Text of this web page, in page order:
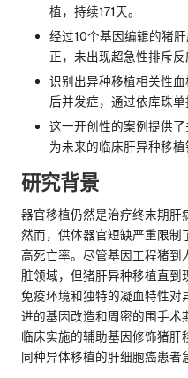
植，持续171天。
经过10个基因编辑的猪
正，未出现超急性排斥反
识别出异种移植相关性
后并发症，通过依库珠单
这一开创性的案例提供了
为未来的临床肝异种移植
研究背景
器官移植仍然是治疗终末期肝
然而，供体器官短缺严重限制
高死亡率。尽管基因工程猪到
脏领域，但猪肝异种移植直
免疫环境和独特的凝血特性对
进的基因改造和周密的围手术
临床实施的辅助基因修饰猪
同种异体移植的肝细胞癌患者